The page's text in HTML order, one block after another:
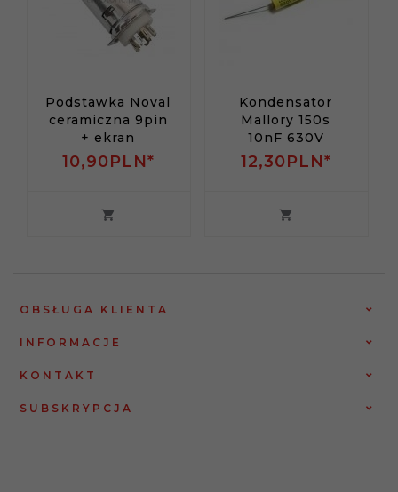
Podstawka Noval
ceramiczna 9pin
+ ekran
10,90PLN*
Kondensator
Mallory 150s
10nF 630V
12,30PLN*
OBSŁUGA KLIENTA
INFORMACJE
KONTAKT
SUBSKRYPCJA